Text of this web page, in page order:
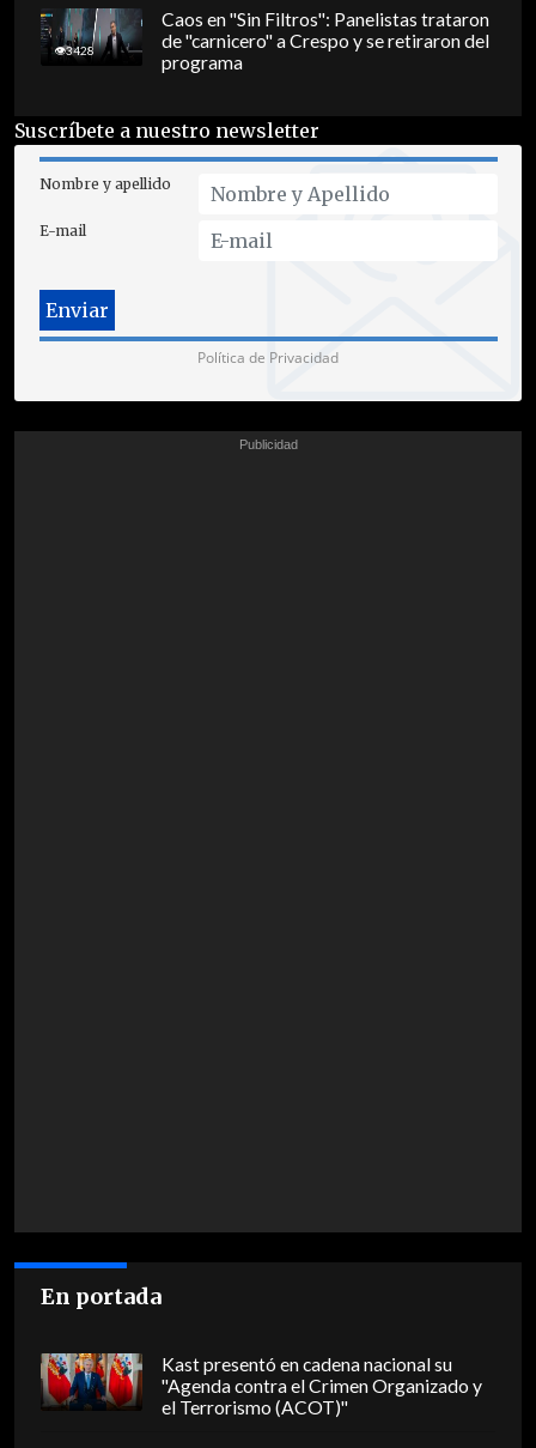
3428
Caos en "Sin Filtros": Panelistas trataron
de "carnicero" a Crespo y se retiraron del
programa
Suscríbete a nuestro newsletter
Nombre y apellido
E-mail
Política de Privacidad
En portada
Kast presentó en cadena nacional su
"Agenda contra el Crimen Organizado y
el Terrorismo (ACOT)"